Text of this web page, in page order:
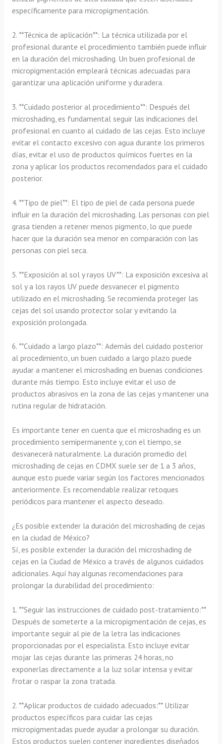
específicamente para micropigmentación.
2. **Técnica de aplicación**: La técnica utilizada por el
profesional durante el procedimiento también puede influir
en la duración del microshading. Un buen profesional de
micropigmentación empleará técnicas adecuadas para
garantizar una aplicación uniforme y duradera.
3. **Cuidado posterior al procedimiento**: Después del
microshading, es fundamental seguir las indicaciones del
profesional en cuanto al cuidado de las cejas. Esto incluye
evitar el contacto excesivo con agua durante los primeros
días, evitar el uso de productos químicos fuertes en la
zona y aplicar los productos recomendados para el cuidado
posterior.
4. **Tipo de piel**: El tipo de piel de cada persona puede
influir en la duración del microshading. Las personas con piel
grasa tienden a retener menos pigmento, lo que puede
hacer que la duración sea menor en comparación con las
personas con piel seca.
5. **Exposición al sol y rayos UV**: La exposición excesiva al
sol y a los rayos UV puede desvanecer el pigmento
utilizado en el microshading. Se recomienda proteger las
cejas del sol usando protector solar y evitando la
exposición prolongada.
6. **Cuidado a largo plazo**: Además del cuidado posterior
al procedimiento, un buen cuidado a largo plazo puede
ayudar a mantener el microshading en buenas condiciones
durante más tiempo. Esto incluye evitar el uso de
productos abrasivos en la zona de las cejas y mantener una
rutina regular de hidratación.
Es importante tener en cuenta que el microshading es un
procedimiento semipermanente y, con el tiempo, se
desvanecerá naturalmente. La duración promedio del
microshading de cejas en CDMX suele ser de 1 a 3 años,
aunque esto puede variar según los factores mencionados
anteriormente. Es recomendable realizar retoques
periódicos para mantener el aspecto deseado.
¿Es posible extender la duración del microshading de cejas
en la ciudad de México?
Sí, es posible extender la duración del microshading de
cejas en la Ciudad de México a través de algunos cuidados
adicionales. Aquí hay algunas recomendaciones para
prolongar la durabilidad del procedimiento:
1. **Seguir las instrucciones de cuidado post-tratamiento:**
Después de someterte a la micropigmentación de cejas, es
importante seguir al pie de la letra las indicaciones
proporcionadas por el especialista. Esto incluye evitar
mojar las cejas durante las primeras 24 horas, no
exponerlas directamente a la luz solar intensa y evitar
frotar o raspar la zona tratada.
2. **Aplicar productos de cuidado adecuados:** Utilizar
productos específicos para cuidar las cejas
micropigmentadas puede ayudar a prolongar su duración.
Estos productos suelen contener ingredientes diseñados